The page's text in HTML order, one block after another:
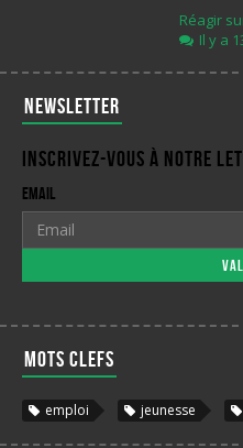
Réagir
Il y a
Newsletter
Inscrivez-vous à notre
Email
Mots clefs
emploi jeunesse